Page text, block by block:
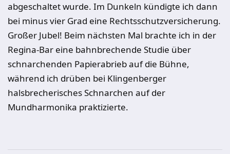
abgeschaltet wurde. Im Dunkeln kündigte ich dann
bei minus vier Grad eine Rechtsschutzversicherung.
Großer Jubel! Beim nächsten Mal brachte ich in der
Regina-Bar eine bahnbrechende Studie über
schnarchenden Papierabrieb auf die Bühne,
während ich drüben bei Klingenberger
halsbrecherisches Schnarchen auf der
Mundharmonika praktizierte.